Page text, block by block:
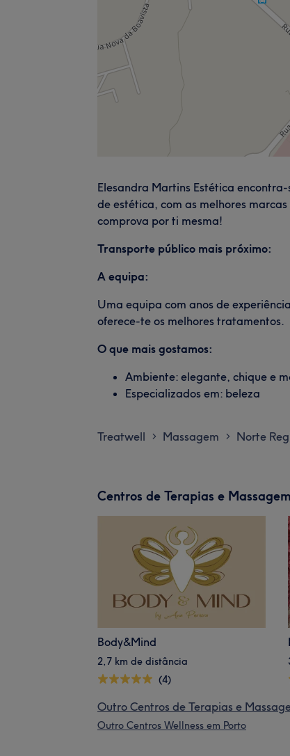
Elesandra Martins Estética
de estética, com as melhores
comprova por ti mesma!
Transporte público mais próximo:
A equipa:
Uma equipa com anos de
oferece-te os melhores tratamentos.
O que mais gostamos:
Ambiente: elegante, chique e
Especializados em: beleza
Treatwell > Massagem > Norte
Centros de Terapias e
Body&Mind
2,7 km de distância
(4)
Outro Centros de Terapias e
Outro Centros Wellness em Porto